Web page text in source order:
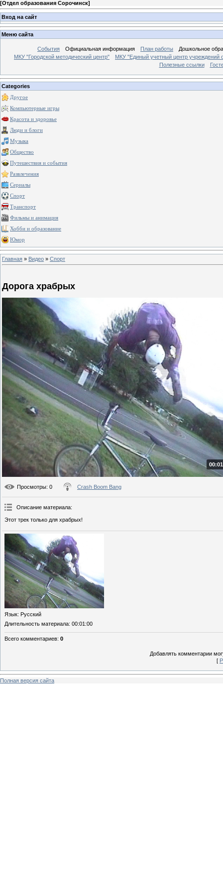
[Отдел образования Сорочинск]
Вход на сайт
Меню сайта
События Официальная информация План работы
Дошкольное
МКУ "Городской методический центр"
МКУ "Единый учетный центр учреждений
Полезные ссылки
Categories
Другое
Компьютерные игры
Красота и здоровье
Люди и блоги
Музыка
Общество
Путешествия и события
Развлечения
Сериалы
Спорт
Транспорт
Фильмы и анимация
Хобби и образование
Юмор
Главная » Видео » Спорт
Дорога храбрых
Просмотры: 0 Crash Boom Bang
Описание материала:
Этот трек только для храбрых!
Язык: Русский
Длительность материала: 00:01:00
Всего комментариев: 0
Добавлять комментарии
[
Полная версия сайта